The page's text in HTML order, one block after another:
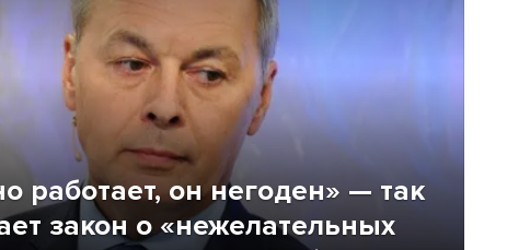
работает, он негоден» — так
закон о «нежелательных